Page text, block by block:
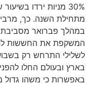
מתחילת השנה. כך,
במהלך פברואר מסביבת
המשקפת את החששות
לשלילי התרחש רק
בארץ ובעולם החלו
באפשרות כי משהו